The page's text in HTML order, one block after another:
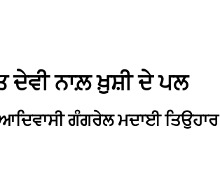
ਦੇਵੀ ਨਾਲ਼ ਖ਼ੁਸ਼ੀ ਦੇ ਪਲ
ਗੰਗਰੇਲ ਮਦਾਈ